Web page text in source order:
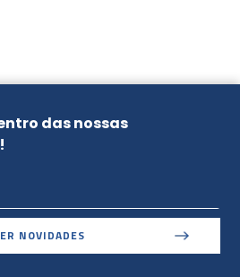
das nossas
NOVIDADES